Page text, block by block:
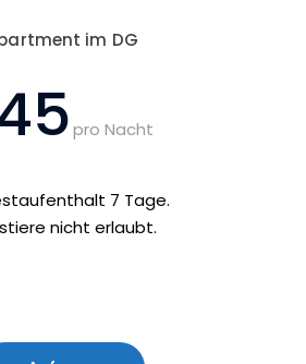
im DG
pro Nacht
7 Tage.
nicht erlaubt.